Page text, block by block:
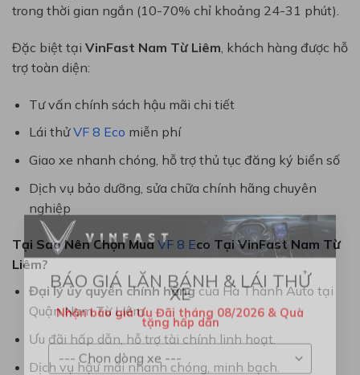
BÁO GIÁ LĂN BÁNH & LÁI THỬ
XE
Nhận báo giá Ưu Đãi tháng 08/2026 & Quà
tặng hấp dẫn
×
trong thời gian ngắn (10-70% chỉ khoảng 24-31 phút).
Đặc biệt tại VinFast Nam Từ Liêm, khách hàng được hỗ
trợ toàn diện:
Tư vấn chính sách hậu mãi chi tiết
Lái thửVF 8 Eco miễn phí
Giao xe nhanh chóng, hỗ trợ thủ tục đăng ký biển số
Dịch vụ bảo dưỡng, sửa chữa chính hãng chuyên
nghiệp
Tại Sao Nên Chọn MuaVF 8 Eco Tại VinFast Nam Từ
Liêm?
Đại lý ủy quyền chính hãngcủa Hà Thành Auto tại
Quận Nam Từ Liêm.
Ưu đãi hấp dẫn, hỗ trợ tài chính linh hoạt.
Dịch vụ hậu mãi nhanh chóng, minh bạch.